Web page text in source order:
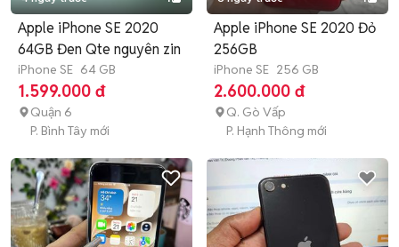
Apple iPhone SE 2020
64GB Đen Qte nguyên zin
iPhone SE 64 GB
1.599.000 đ
Quận 6
P. Bình Tây mới
Apple iPhone SE 2020 Đỏ
256GB
iPhone SE 256 GB
2.600.000 đ
Q. Gò Vấp
P. Hạnh Thông mới